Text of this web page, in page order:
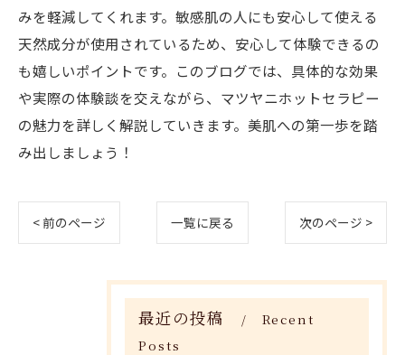
みを軽減してくれます。敏感肌の人にも安心して使える
天然成分が使用されているため、安心して体験できるの
も嬉しいポイントです。このブログでは、具体的な効果
や実際の体験談を交えながら、マツヤニホットセラピー
の魅力を詳しく解説していきます。美肌への第一歩を踏
み出しましょう！
< 前のページ 一覧に戻る 次のページ >
最近の投稿
Recent
Posts